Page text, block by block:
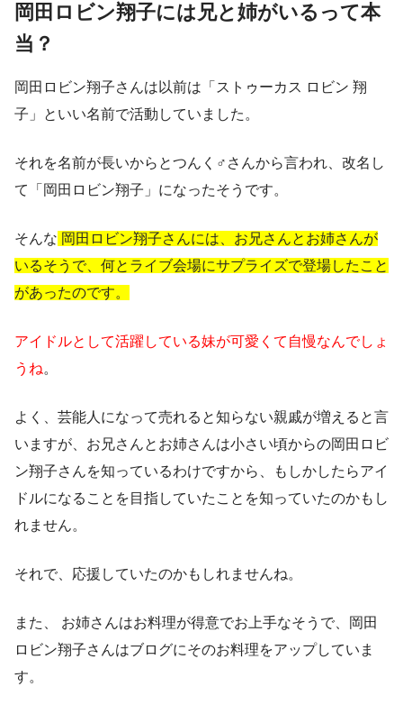
岡田ロビン翔子には兄と姉がいるって本
当？
岡田ロビン翔子さんは以前は「ストゥーカス ロビン 翔
子」といい名前で活動していました。
それを名前が長いからとつんく♂さんから言われ、改名し
て「岡田ロビン翔子」になったそうです。
そんな 岡田ロビン翔子さんには、お兄さんとお姉さんが
いるそうで、何とライブ会場にサプライズで登場したこと
があったのです。
アイドルとして活躍している妹が可愛くて自慢なんでしょ
うね。
よく、芸能人になって売れると知らない親戚が増えると言
いますが、お兄さんとお姉さんは小さい頃からの岡田ロビ
ン翔子さんを知っているわけですから、もしかしたらアイ
ドルになることを目指していたことを知っていたのかもし
れません。
それで、応援していたのかもしれませんね。
また、 お姉さんはお料理が得意でお上手なそうで、岡田
ロビン翔子さんはブログにそのお料理をアップしていま
す。